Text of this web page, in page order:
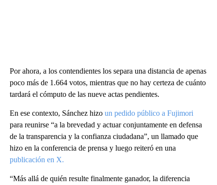
Por ahora, a los contendientes los separa una distancia de apenas
poco más de 1.664 votos, mientras que no hay certeza de cuánto
tardará el cómputo de las nueve actas pendientes.
En ese contexto, Sánchez hizo un pedido público a Fujimori
para reunirse “a la brevedad y actuar conjuntamente en defensa
de la transparencia y la confianza ciudadana”, un llamado que
hizo en la conferencia de prensa y luego reiteró en una
publicación en X.
“Más allá de quién resulte finalmente ganador, la diferencia